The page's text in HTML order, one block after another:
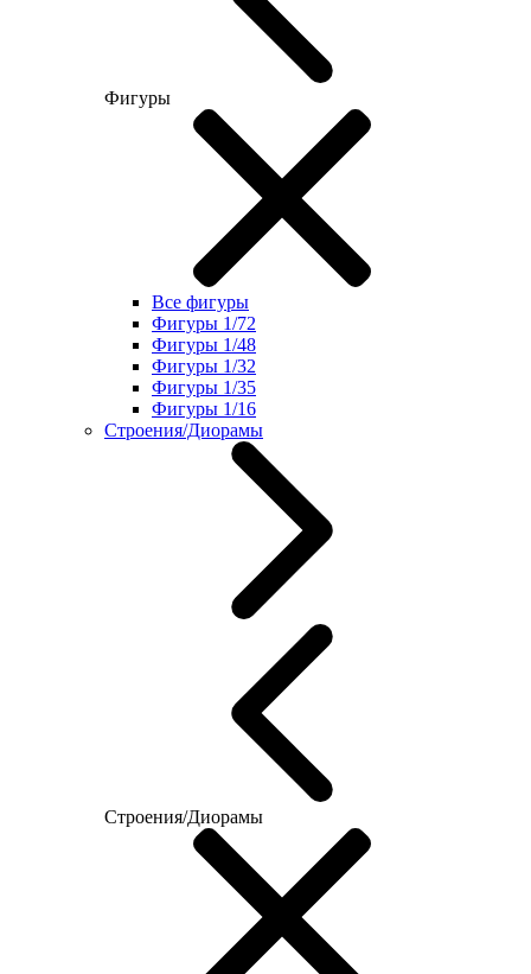
Фигуры
Все фигуры
Фигуры 1/72
Фигуры 1/48
Фигуры 1/32
Фигуры 1/35
Фигуры 1/16
Строения/Диорамы
Строения/Диорамы